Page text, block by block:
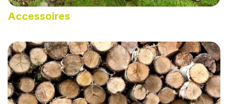
Accessoires